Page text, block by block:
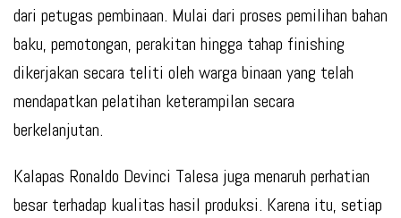
dari petugas pembinaan. Mulai dari proses pemilihan bahan
baku, pemotongan, perakitan hingga tahap finishing
dikerjakan secara teliti oleh warga binaan yang telah
mendapatkan pelatihan keterampilan secara
berkelanjutan.
Kalapas Ronaldo Devinci Talesa juga menaruh perhatian
besar terhadap kualitas hasil produksi. Karena itu, setiap